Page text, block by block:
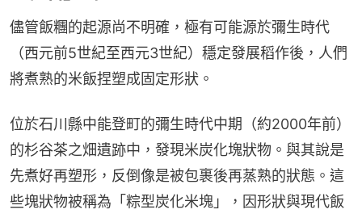
儘管飯糰的起源尚不明確，極有可能源於彌生時代
（西元前5世紀至西元3世紀）穩定發展稻作後，人們
將煮熟的米飯捏塑成固定形狀。
位於石川縣中能登町的彌生時代中期（約2000年前）
的杉谷茶之畑遺跡中，發現米炭化塊狀物。與其說是
先煮好再塑形，反倒像是被包裹後再蒸熟的狀態。這
些塊狀物被稱為「粽型炭化米塊」，因形狀與現代飯